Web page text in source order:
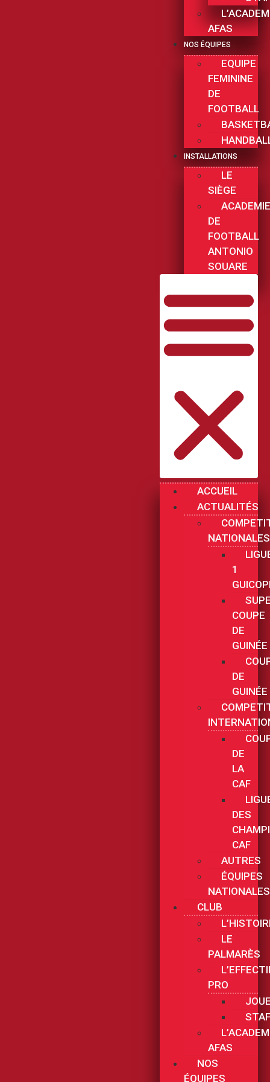
AFAS
NOS ÉQUIPES
EQUIPE
FEMININE
DE
FOOTBALL
INSTALLATIONS
LE
SIÈGE
ACADEMIE
DE
FOOTBALL
ANTONIO
SOUARE
ACCUEIL
ACTUALITÉS
NATIONALES
1
COUPE
DE
GUINÉE
DE
GUINÉE
DE
LA
CAF
DES
CAF
AUTRES
ÉQUIPES
NATIONALES
CLUB
LE
PALMARÈS
PRO
AFAS
NOS
ÉQUIPES